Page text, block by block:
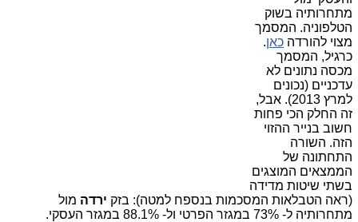
מתחרותיה בשוק
הטלפוניה. המסמך
מצוי להורדה כאן.
כרגיל, המסמך
מכסה נתונים לא
עדכניים (נכונים
למרץ 2013). אבל,
זה החלק הכי פחות
חשוב בנייר ההזוי
הזה. השורה
התחתונה של
הממצאים המוצגים
בשתי שיטות מדידה
(ראה הטבלאות המסכמות בנספח למטה): בזק ירדה מול
מתחרותיה ל- 73% במגזר הפרטי ול- 88.1% במגזר העסקי.